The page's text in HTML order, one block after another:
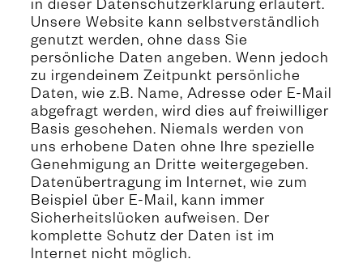
e
in dieser Datenschutzerklärung erläutert.
Unsere Website kann selbstverständlich
genutzt werden, ohne dass Sie
persönliche Daten angeben. Wenn jedoch
zu irgendeinem Zeitpunkt persönliche
Daten, wie z.B. Name, Adresse oder E-Mail
abgefragt werden, wird dies auf freiwilliger
Basis geschehen. Niemals werden von
uns erhobene Daten ohne Ihre spezielle
Genehmigung an Dritte weitergegeben.
Datenübertragung im Internet, wie zum
Beispiel über E-Mail, kann immer
Sicherheitslücken aufweisen. Der
komplette Schutz der Daten ist im
Internet nicht möglich.